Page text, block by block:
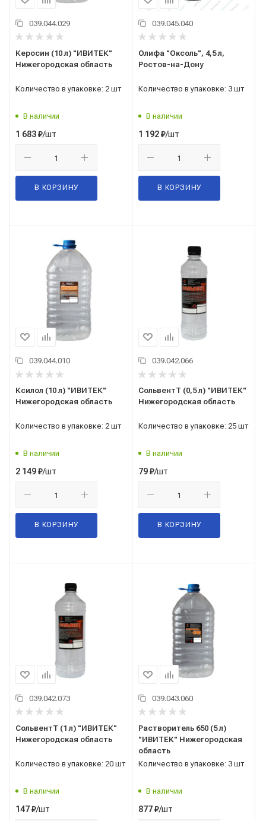
039.044.029
Керосин (10 л) "ИВИТЕК"
Нижегородская область
Количество в упаковке: 2 шт
В наличии
1 683₽/шт
В КОРЗИНУ
039.045.040
Олифа "Оксоль", 4,5 л,
Ростов-на-Дону
Количество в упаковке: 3 шт
В наличии
1 192₽/шт
В КОРЗИНУ
039.044.010
Ксилол (10 л) "ИВИТЕК"
Нижегородская область
Количество в упаковке: 2 шт
В наличии
2 149₽/шт
В КОРЗИНУ
039.042.066
СольвентТ (0,5 л) "ИВИТЕК"
Нижегородская область
Количество в упаковке: 25 шт
В наличии
79₽/шт
В КОРЗИНУ
039.042.073
СольвентТ (1 л) "ИВИТЕК"
Нижегородская область
Количество в упаковке: 20 шт
В наличии
147₽/шт
039.043.060
Растворитель 650 (5 л)
"ИВИТЕК" Нижегородская
область
Количество в упаковке: 3 шт
В наличии
877₽/шт